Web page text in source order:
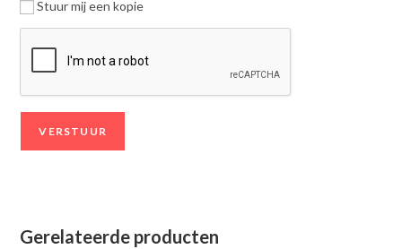
Stuur mij een kopie
Gerelateerde producten